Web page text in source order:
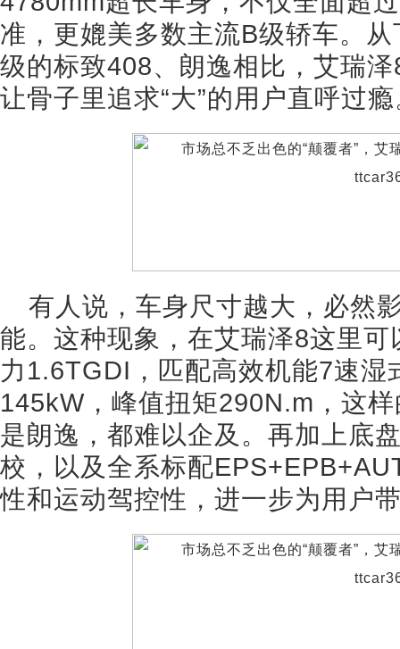
准，更媲美多数主流B级轿车。
级的标致408、朗逸相比，艾瑞
让骨子里追求“大”的用户直呼过
有人说，车身尺寸越大，必然
能。这种现象，在艾瑞泽8这里
力1.6TGDI，匹配高效机能7速湿
145kW，峰值扭矩290N.m，这
是朗逸，都难以企及。再加上底
校，以及全系标配
性和运动驾控性，进一步为用户